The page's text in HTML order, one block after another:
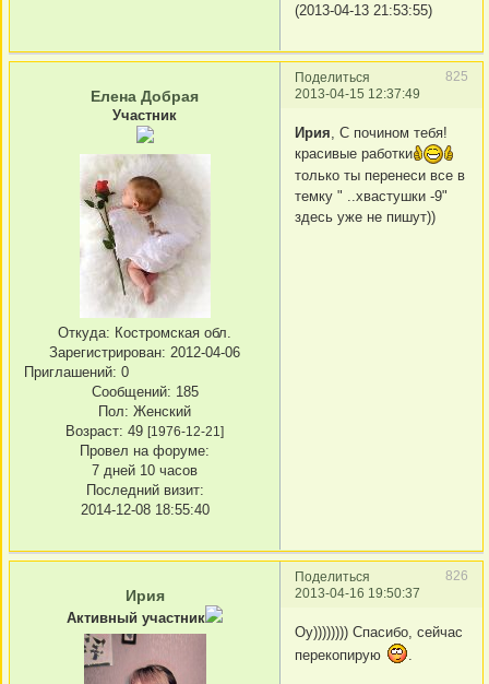
(2013-04-13 21:53:55)
Поделиться
825
2013-04-15 12:37:49
Елена Добрая
Участник
Откуда: Костромская обл.
Зарегистрирован: 2012-04-06
Приглашений: 0
Сообщений: 185
Пол: Женский
Возраст: 49 [1976-12-21]
Провел на форуме:
7 дней 10 часов
Последний визит:
2014-12-08 18:55:40
Ирия , C почином тебя!
красивые работки
только ты перенеси все в
темку " ..хвастушки -9"
здесь уже не пишут))
Поделиться
826
2013-04-16 19:50:37
Ирия
Активный участник
Оу)))))))) Спасибо, сейчас
перекопирую